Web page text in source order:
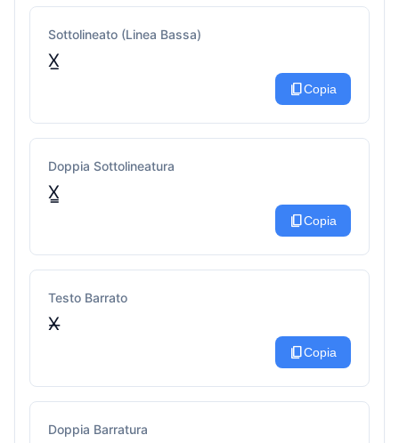
Sottolineato (Linea Bassa)
X̲
content_copyCopia
Doppia Sottolineatura
X̳
content_copyCopia
Testo Barrato
X̶
content_copyCopia
Doppia Barratura